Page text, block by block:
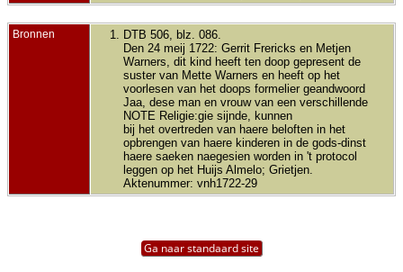
Bronnen
DTB 506, blz. 086.
Den 24 meij 1722: Gerrit Frericks en Metjen
Warners, dit kind heeft ten doop gepresent de
suster van Mette Warners en heeft op het
voorlesen van het doops formelier geandwoord
Jaa, dese man en vrouw van een verschillende
NOTE Religie:gie sijnde, kunnen
bij het overtreden van haere beloften in het
opbrengen van haere kinderen in de gods-dinst
haere saeken naegesien worden in 't protocol
leggen op het Huijs Almelo; Grietjen.
Aktenummer: vnh1722-29
Ga naar standaard site